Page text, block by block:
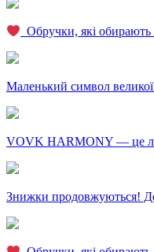
Обручки, які обирають
Маленький символ
VOVK HARMONY — це
Знижки продовжуються!